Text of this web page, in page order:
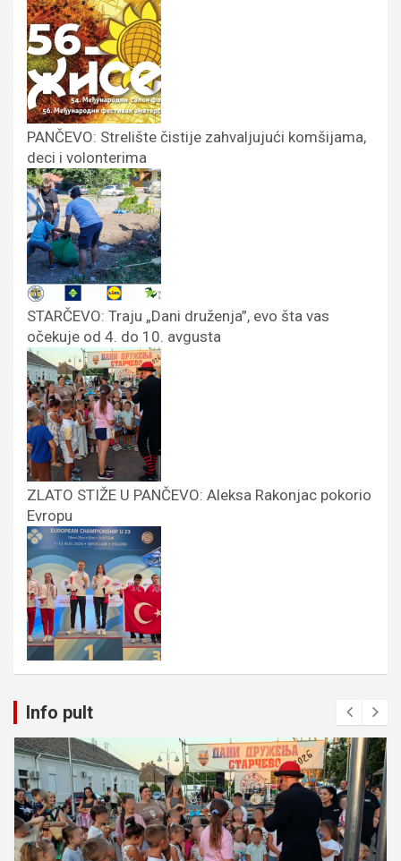
PANČEVO: Strelište čistije zahvaljujući komšijama,
deci i volonterima
STARČEVO: Traju „Dani druženja”, evo šta vas
očekuje od 4. do 10. avgusta
ZLATO STIŽE U PANČEVO: Aleksa Rakonjac pokorio
Evropu
Info pult